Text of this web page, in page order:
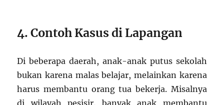
4. Contoh Kasus di Lapangan
Di beberapa daerah, anak-anak putus sekolah
bukan karena malas belajar, melainkan karena
harus membantu orang tua bekerja. Misalnya